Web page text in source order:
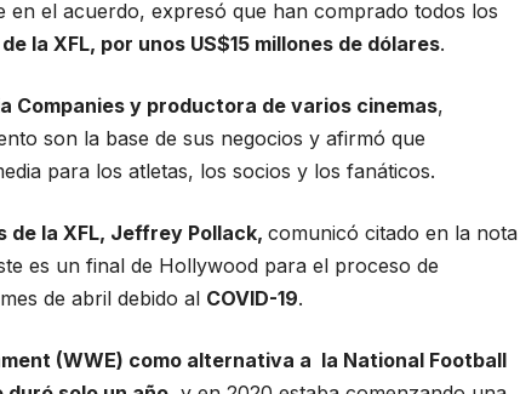
en el acuerdo, expresó que han comprado todos los
la XFL, por unos US$15 millones de dólares.
Companies y productora de varios cinemas,
son la base de sus negocios y afirmó que
para los atletas, los socios y los fanáticos.
de la XFL, Jeffrey Pollack,comunicó citado en la nota
es un final de Hollywood para el proceso de
de abril debido al COVID-19.
(WWE) como alternativa a la National Football